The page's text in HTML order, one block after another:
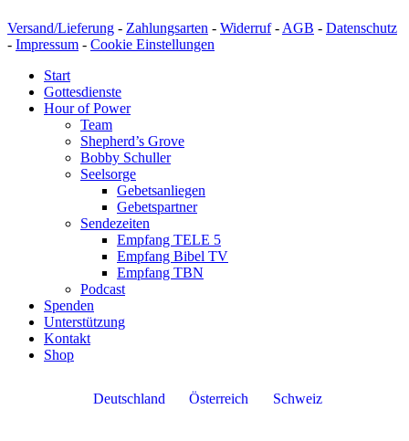
Versand/Lieferung - Zahlungsarten - Widerruf- AGB - Datenschutz
- Impressum - Cookie Einstellungen
Start
Gottesdienste
Hour of Power
Team
Shepherd’s Grove
Bobby Schuller
Seelsorge
Gebetsanliegen
Gebetspartner
Sendezeiten
Empfang TELE 5
Empfang Bibel TV
Empfang TBN
Podcast
Spenden
Unterstützung
Kontakt
Shop
Deutschland Österreich Schweiz